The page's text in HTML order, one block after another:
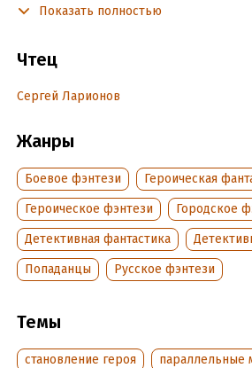
Светлые и тёмные? Ещё и интересы
Перспективы безбедного
жизненного поворота ещё дожить надо.
Подробная информация
Дата написания: 1 января 2019
Год издания:2019
Дата поступления:26 сентября 2019
ISBN (EAN):9785535560410
Показать полностью
Чтец
Сергей Ларионов
Жанры
Боевое фэнтези
Героическая
Героическое фэнтези
Городское
Детективная фантастика
Попаданцы
Русское фэнтези
Темы
становление героя
параллельные